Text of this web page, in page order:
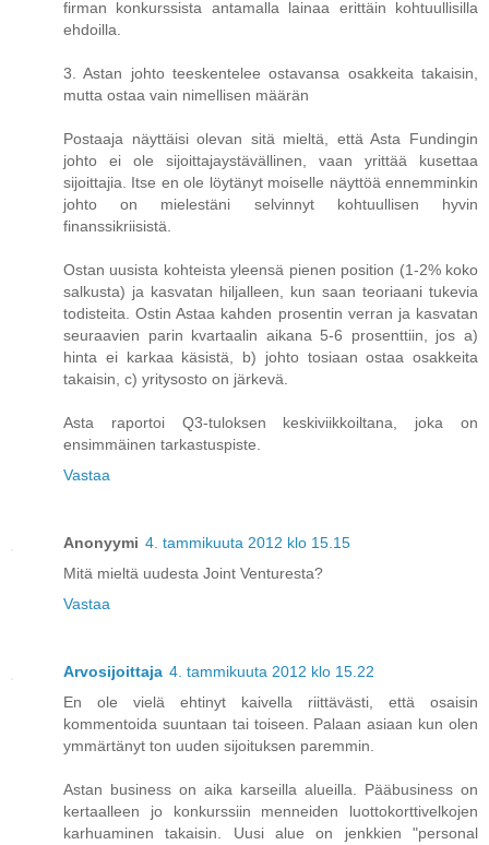
firman konkurssista antamalla lainaa erittäin kohtuullisilla
ehdoilla.
3. Astan johto teeskentelee ostavansa osakkeita takaisin,
mutta ostaa vain nimellisen määrän
Postaaja näyttäisi olevan sitä mieltä, että Asta Fundingin
johto ei ole sijoittajaystävällinen, vaan yrittää kusettaa
sijoittajia. Itse en ole löytänyt moiselle näyttöä ennemminkin
johto on mielestäni selvinnyt kohtuullisen hyvin
finanssikriisistä.
Ostan uusista kohteista yleensä pienen position (1-2% koko
salkusta) ja kasvatan hiljalleen, kun saan teoriaani tukevia
todisteita. Ostin Astaa kahden prosentin verran ja kasvatan
seuraavien parin kvartaalin aikana 5-6 prosenttiin, jos a)
hinta ei karkaa käsistä, b) johto tosiaan ostaa osakkeita
takaisin, c) yritysosto on järkevä.
Asta raportoi Q3-tuloksen keskiviikkoiltana, joka on
ensimmäinen tarkastuspiste.
Vastaa
Anonyymi 4. tammikuuta 2012 klo 15.15
Mitä mieltä uudesta Joint Venturesta?
Vastaa
Arvosijoittaja 4. tammikuuta 2012 klo 15.22
En ole vielä ehtinyt kaivella riittävästi, että osaisin
kommentoida suuntaan tai toiseen. Palaan asiaan kun olen
ymmärtänyt ton uuden sijoituksen paremmin.
Astan business on aika karseilla alueilla. Pääbusiness on
kertaalleen jo konkurssiin menneiden luottokorttivelkojen
karhuaminen takaisin. Uusi alue on jenkkien "personal